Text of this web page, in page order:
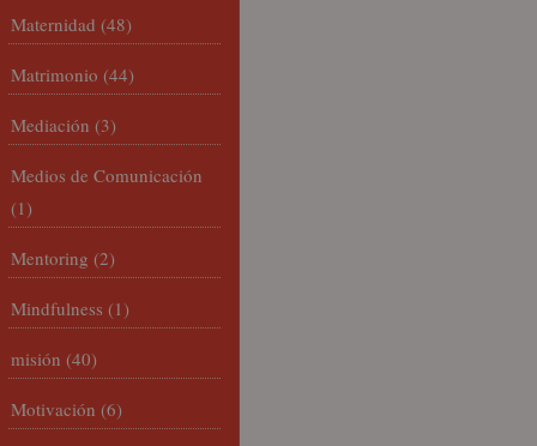
Maternidad (48)
Matrimonio (44)
Mediación (3)
Medios de Comunicación
(1)
Mentoring (2)
Mindfulness (1)
misión (40)
Motivación (6)